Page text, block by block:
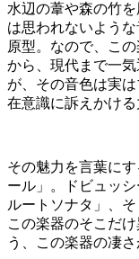
水辺の葦や森の竹
は思われないよう
原型。なので、こ
から、現代まで一
が、その音色は実
在意識に訴えかける
その魅力を言葉に
ール」。ドビュッ
ルートソナタ」、
この楽器のそこだ
う、この楽器の凄